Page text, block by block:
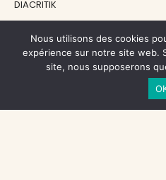
DIACRITIK
NOS SOUTIENS
CENTRE NATIONAL DU LIVRE
Nous utilisons des cookies
expérience sur notre site web.
site, nous supposerons